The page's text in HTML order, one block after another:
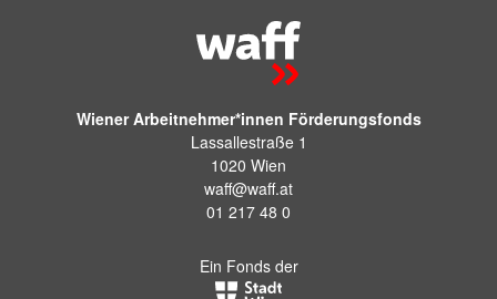
Wiener Arbeitnehmer*innen Förderungsfonds
Lassallestraße 1
1020 Wien
waff@waff.at
01 217 48 0
Ein Fonds der